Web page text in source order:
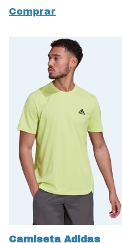
Comprar
Camiseta Adidas